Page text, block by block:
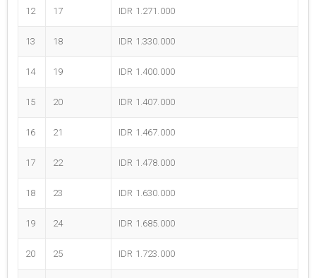
12 17 IDR 1.271.000
13 18 IDR 1.330.000
14 19 IDR 1.400.000
15 20 IDR 1.407.000
16 21 IDR 1.467.000
17 22 IDR 1.478.000
18 23 IDR 1.630.000
19 24 IDR 1.685.000
20 25 IDR 1.723.000